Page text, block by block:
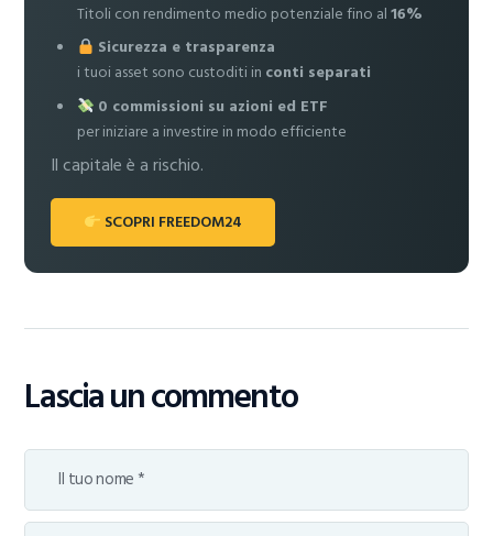
Titoli con rendimento medio potenziale fino al16%
Sicurezza e trasparenza
i tuoi asset sono custoditi in conti separati
0 commissioni su azioni ed ETF
per iniziare a investire in modo efficiente
Il capitale è a rischio.
SCOPRI FREEDOM24
Lascia un commento